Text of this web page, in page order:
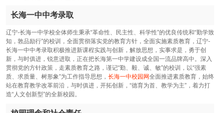
长海一中中考录取
辽宁-长海一中学校全体师生秉承“革命性、民主性、科学性”的优良传统和“勤学致
知，敦品励行”的校训，全面贯彻落实党的教育方针，全面实施素质教育，辽宁-
长海一中中考录取积极推进新课程实践与创新，解放思想，实事求是，勇于创
新，与时俱进，锐意进取，正在把长海第一中学建设成全国一流品牌高中。深入
贯彻党的方针政策，走素质教育之路，谨记“勤、毅、诚、敏”的校训，以“强素
质、求质量、树形象”为工作指导思想， 长海一中校园网全面推进素质教育，始终
站在教育教学改革前沿，与时俱进，开拓创新，“德育为首、教学为主”，着力打
造“人文创新型”的全新校园。